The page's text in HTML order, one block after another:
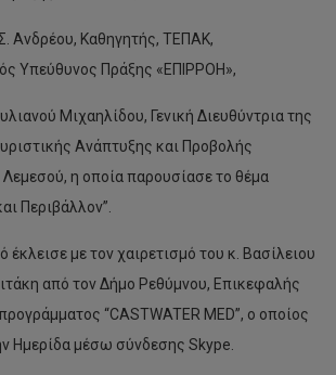
Ανδρέου, Καθηγητής, ΤΕΠΑΚ,
Υπεύθυνος Πράξης «ΕΠΙΡΡΟΗ»,
Μιχαηλίδου, Γενική Διευθύντρια της
Ανάπτυξης και Προβολής
Λεμεσού, η οποία παρουσίασε το θέμα
Περιβάλλον”.
έκλεισε με τον χαιρετισμό του κ. Βασίλειου
από τον Δήμο Ρεθύμνου, Επικεφαλής
“CASTWATER MED”, ο οποίος
Ημερίδα μέσω σύνδεσης Skype.